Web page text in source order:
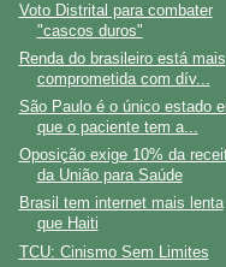
Voto Distrital para combater
"cascos duros"
Renda do brasileiro está mais
comprometida com dív...
São Paulo é o único estado
que o paciente tem a...
Oposição exige 10% da
da União para Saúde
Brasil tem internet mais lenta
que Haiti
TCU: Cinismo Sem Limites